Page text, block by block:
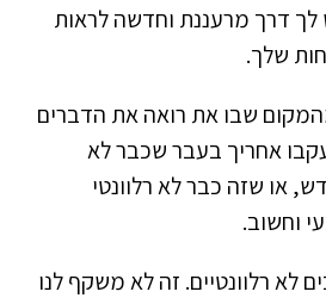
דרך מרעננת וחדשה לראות
שלך.
שבו את רואה את הדברים
אחריך בעבר שכבר לא
או שזה כבר לא רלוונטי
וחשוב.
לא רלוונטיים. זה לא משקף לנו